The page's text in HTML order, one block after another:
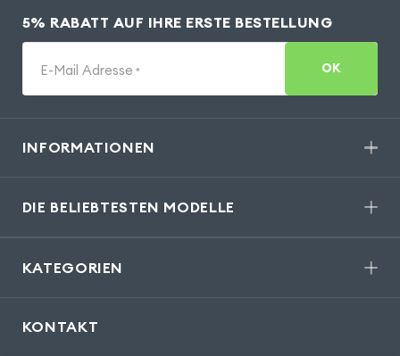
5% RABATT AUF IHRE ERSTE BESTELLUNG
E-Mail Adresse * OK
INFORMATIONEN
DIE BELIEBTESTEN MODELLE
KATEGORIEN
KONTAKT